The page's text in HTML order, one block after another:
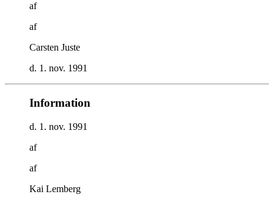
af
af
Carsten Juste
d. 1. nov. 1991
Information
d. 1. nov. 1991
af
af
Kai Lemberg